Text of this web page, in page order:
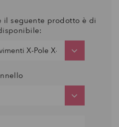
il seguente prodotto è di